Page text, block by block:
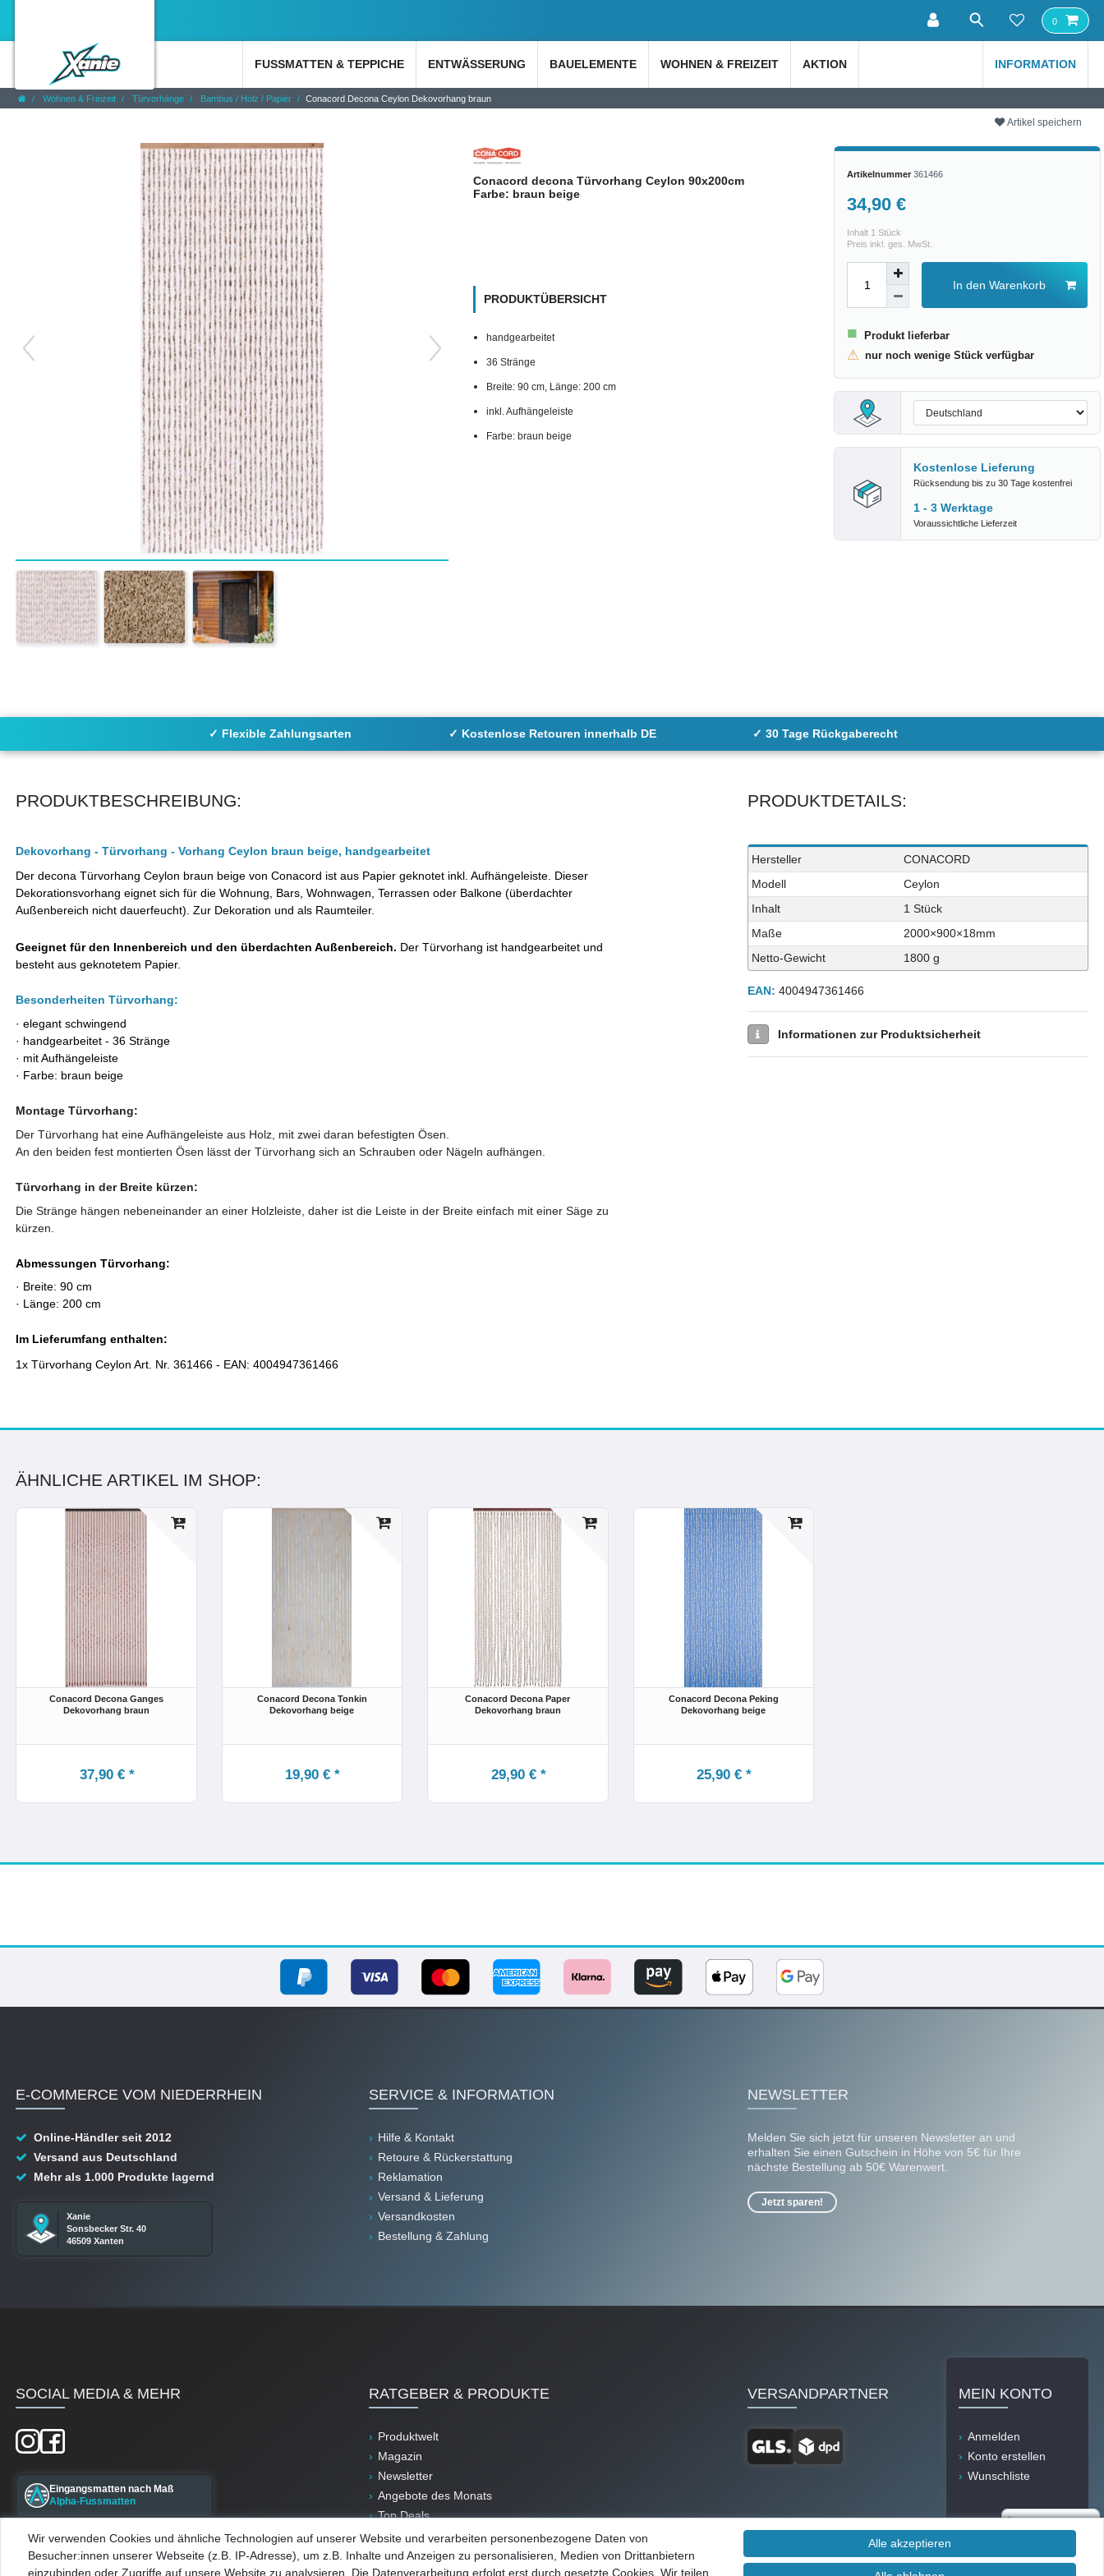
0
FUSSMATTEN & TEPPICHE ENTWÄSSERUNG BAUELEMENTE WOHNEN & FREIZEIT AKTION INFORMATION
Wohnen & Freizeit Türvorhänge Bambus / Holz / Papier Conacord Decona Ceylon Dekovorhang braun
Conacord decona Türvorhang Ceylon 90x200cm
Farbe: braun beige
Artikel speichern
PRODUKTÜBERSICHT
handgearbeitet
36 Stränge
Breite: 90 cm, Länge: 200 cm
inkl. Aufhängeleiste
Farbe: braun beige
Artikelnummer361466
34,90 €
Inhalt 1Stück
Preis inkl. ges. MwSt.
In den Warenkorb
■ Produkt lieferbar
⚠ nur noch wenige Stück verfügbar
Kostenlose Lieferung
Rücksendung bis zu 30 Tage kostenfrei
1 - 3 Werktage
Voraussichtliche Lieferzeit
✓ Flexible Zahlungsarten ✓ Kostenlose Retouren innerhalb DE ✓ 30 Tage Rückgaberecht
PRODUKTBESCHREIBUNG:
Dekovorhang - Türvorhang - Vorhang Ceylon braun beige, handgearbeitet
Der decona Türvorhang Ceylon braun beige von Conacord ist aus Papier geknotet inkl. Aufhängeleiste. Dieser
Dekorationsvorhang eignet sich für die Wohnung, Bars, Wohnwagen, Terrassen oder Balkone (überdachter
Außenbereich nicht dauerfeucht) . Zur Dekoration und als Raumteiler.
Geeignet für den Innenbereich und den überdachten Außenbereich. Der Türvorhang ist handgearbeitet und
besteht aus geknotetem Papier.
Besonderheiten Türvorhang:
· elegant schwingend
· handgearbeitet - 36 Stränge
· mit Aufhängeleiste
· Farbe: braun beige
Montage Türvorhang:
Der Türvorhang hat eine Aufhängeleiste aus Holz, mit zwei daran befestigten Ösen.
An den beiden fest montierten Ösen lässt der Türvorhang sich an Schrauben oder Nägeln aufhängen.
Türvorhang in der Breite kürzen:
Die Stränge hängen nebeneinander an einer Holzleiste, daher ist die Leiste in der Breite einfach mit einer Säge zu
kürzen.
Abmessungen Türvorhang:
· Breite: 90 cm
· Länge: 200 cm
Im Lieferumfang enthalten:
1x Türvorhang Ceylon Art. Nr. 361466 - EAN: 4004947361466
PRODUKTDETAILS:
Technisches
Merkmal
Wert
Hersteller
CONACORD
Modell
Ceylon
Inhalt
1 Stück
Maße
2000×900×18mm
Netto-Gewicht
1800 g
EAN: 4004947361466
Informationen zur Produktsicherheit
ÄHNLICHE ARTIKEL IM SHOP:
Conacord Decona Ganges
Dekovorhang braun
37,90 € *
Conacord Decona Tonkin
Dekovorhang beige
19,90 € *
Conacord Decona Paper
Dekovorhang braun
29,90 € *
Conacord Decona Peking
Dekovorhang beige
25,90 € *
E-COMMERCE VOM NIEDERRHEIN
Online-Händler seit 2012
Versand aus Deutschland
Mehr als 1.000 Produkte lagernd
Xanie
Sonsbecker Str. 40
46509 Xanten
SERVICE & INFORMATION
Hilfe & Kontakt
Retoure & Rückerstattung
Reklamation
Versand & Lieferung
Versandkosten
Bestellung & Zahlung
NEWSLETTER
Melden Sie sich jetzt für unseren Newsletter an und
erhalten Sie einen Gutschein in Höhe von 5€ für Ihre
nächste Bestellung ab 50€ Warenwert.
Jetzt sparen!
SOCIAL MEDIA & MEHR
Eingangsmatten nach Maß
Alpha-Fussmatten
Maßgefertigte Kellerfenster
Alpha-Kellerfenster
RATGEBER & PRODUKTE
Produktwelt
Magazin
Newsletter
Angebote des Monats
Top Deals
B-Ware
VERSANDPARTNER MEIN KONTO
Anmelden
Konto erstellen
Wunschliste
Wir verwenden Cookies und ähnliche Technologien auf unserer Website und verarbeiten personenbezogene Daten von
Besucher:innen unserer Webseite (z.B. IP-Adresse), um z.B. Inhalte und Anzeigen zu personalisieren, Medien von Drittanbietern
einzubinden oder Zugriffe auf unsere Website zu analysieren. Die Datenverarbeitung erfolgt erst durch gesetzte Cookies. Wir teilen
Alle akzeptieren